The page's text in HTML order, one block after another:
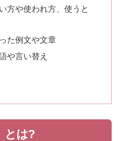
方や使われ方、使うと
た例文や文章
や言い替え
とは?